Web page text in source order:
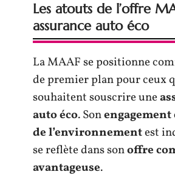
Les atouts de l’offre
assurance auto éco
La MAAF se positionne
de premier plan pour ceux
souhaitent souscrire une
auto éco. Son
de l’environnementest
se reflète dans sonoffre
avantageuse.